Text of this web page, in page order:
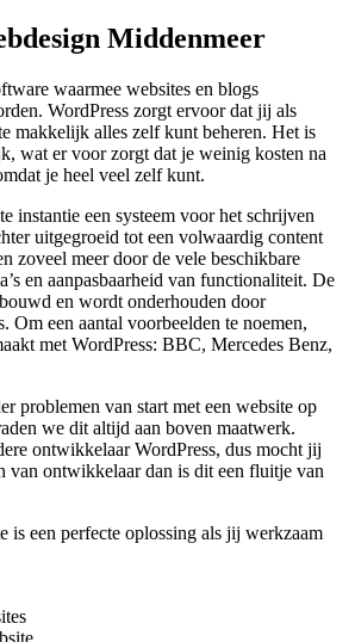
Middenmeer
waarmee websites en blogs
WordPress zorgt ervoor dat jij als
makkelijk alles zelf kunt beheren. Het is
wat er voor zorgt dat je weinig kosten na
je heel veel zelf kunt.
instantie een systeem voor het schrijven
uitgegroeid tot een volwaardig content
zoveel meer door de vele beschikbare
en aanpasbaarheid van functionaliteit. De
en wordt onderhouden door
Om een aantal voorbeelden te noemen,
met WordPress: BBC, Mercedes Benz,
problemen van start met een website op
we dit altijd aan boven maatwerk.
ontwikkelaar WordPress, dus mocht jij
van ontwikkelaar dan is dit een fluitje van
is een perfecte oplossing als jij werkzaam